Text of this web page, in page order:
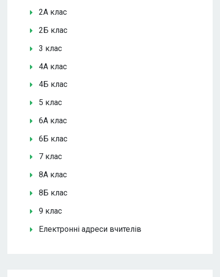
2А клас
2Б клас
3 клас
4А клас
4Б клас
5 клас
6А клас
6Б клас
7 клас
8А клас
8Б клас
9 клас
Електронні адреси вчителів